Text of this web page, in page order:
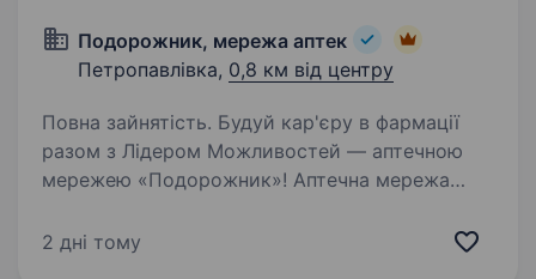
Подорожник, мережа аптек
Петропавлівка, 0,8 км від центру
Повна зайнятість. Будуй кар'єру в фармації
разом з Лідером Можливостей — аптечною
мережею «Подорожник»! Аптечна мережа
в Україні, що об'єднує понад 2000 аптек і
2 дні тому